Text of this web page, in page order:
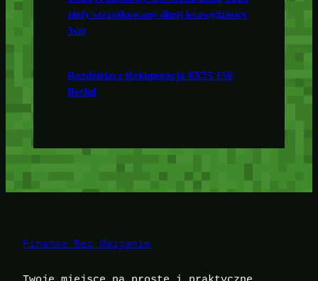
złoty szczotkowany długi krawędziowy
3szt
Rozdzielacz Rekuperacja 8X75 150
Berluf
Finanse Bez Owijania